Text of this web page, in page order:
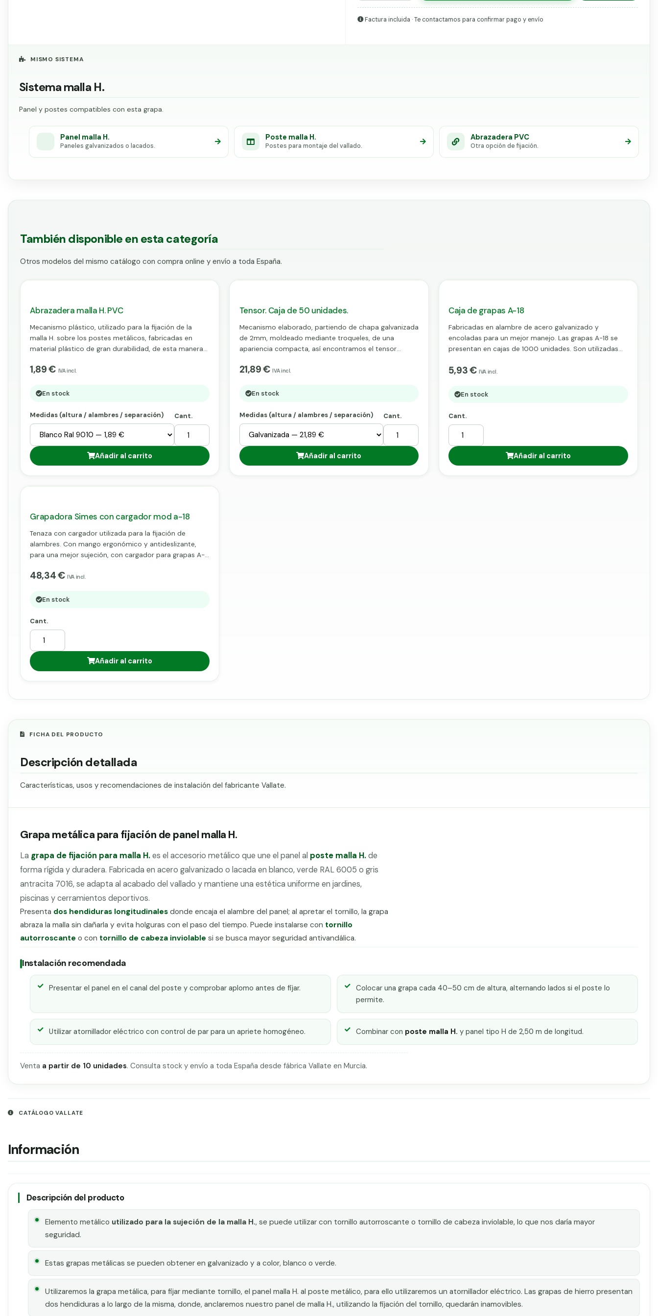
Factura incluida · Te contactamos para confirmar pago y envío
MISMO SISTEMA
Sistema malla H.
Panel y postes compatibles con esta grapa.
Panel malla H.
Paneles galvanizados o lacados.
Poste malla H.
Postes para montaje del vallado.
Abrazadera PVC
Otra opción de fijación.
También disponible en esta categoría
Otros modelos del mismo catálogo con compra online y envío a toda España.
Abrazadera malla H. PVC
Mecanismo plástico, utilizado para la fijación de la
malla H. sobre los postes metálicos, fabricadas en
material plástico de gran durabilidad, de esta manera
las adversidades climatológicas. Resulta un elemento
aquellos que busquen la comodidad y buen acabado
1,89 € IVA incl.
En stock
Medidas (altura / alambres / separación) Cant.
Añadir al carrito
Tensor. Caja de 50 unidades.
Mecanismo elaborado, partiendo de chapa galvanizada
de 2mm, moldeado mediante troqueles, de una
apariencia compacta, así encontramos el tensor
la realización de nuestros vallados, su misión, como su
instalado en postes esquina u otros, nos ayuda a
aparece un orificio, el cual, será utilizado a la hora de
fijar el mecanismo (tensor) con los postes, fijación que
se ejecutará, mediante un tornillo de métrica 8mm o
inferior.
21,89 €IVA incl.
En stock
Medidas (altura / alambres / separación) Cant.
Añadir al carrito
Caja de grapas A-18
Fabricadas en alambre de acero galvanizado y
encoladas para un mejor manejo. Las grapas A-18 se
presentan en cajas de 1000 unidades. Son utilizadas
esta, y mediante accionamiento manual, fijaremos sin
5,93 €IVA incl.
En stock
Cant.
Añadir al carrito
Grapadora Simes con cargador mod a-18
Tenaza con cargador utilizada para la fijación de
alambres. Con mango ergonómico y antideslizante,
para una mejor sujeción, con cargador para grapas A-
48,34 €IVA incl.
En stock
Cant.
Añadir al carrito
FICHA DEL PRODUCTO
Descripción detallada
Características, usos y recomendaciones de instalación del fabricante Vallate.
Grapa metálica para fijación de panel malla H.
La grapa de fijación para malla H.es el accesorio metálico que une el panel al poste malla H.de
forma rígida y duradera. Fabricada en acero galvanizado o lacada en blanco, verde RAL 6005 o gris
antracita 7016, se adapta al acabado del vallado y mantiene una estética uniforme en jardines,
piscinas y cerramientos deportivos.
Presenta dos hendiduras longitudinales donde encaja el alambre del panel; al apretar el tornillo, la grapa
abraza la malla sin dañarla y evita holguras con el paso del tiempo. Puede instalarse con tornillo
autorroscante o con tornillo de cabeza inviolable si se busca mayor seguridad antivandálica.
Instalación recomendada
Presentar el panel en el canal del poste y comprobar aplomo antes de fijar.
Colocar una grapa cada 40–50 cm de altura, alternando lados si el poste lo
permite.
Utilizar atornillador eléctrico con control de par para un apriete homogéneo. Combinar con poste malla H. y panel tipo H de 2,50 m de longitud.
Venta a partir de 10 unidades. Consulta stock y envío a toda España desde fábrica Vallate en Murcia.
CATÁLOGO VALLATE
Información
Descripción del producto
Elemento metálico utilizado para la sujeción de la malla H., se puede utilizar con tornillo autorroscante o tornillo de cabeza inviolable, lo que nos daría mayor
seguridad.
Estas grapas metálicas se pueden obtener en galvanizado y a color, blanco o verde.
Utilizaremos la grapa metálica, para fijar mediante tornillo, el panel malla H. al poste metálico, para ello utilizaremos un atornillador eléctrico. Las grapas de hierro presentan
dos hendiduras a lo largo de la misma, donde, anclaremos nuestro panel de malla H., utilizando la fijación del tornillo, quedarán inamovibles.